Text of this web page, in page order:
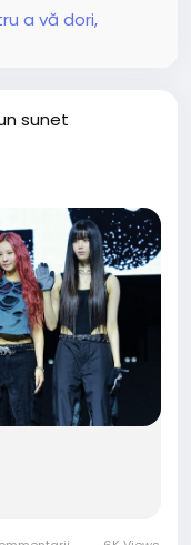
a vă dori,
sunet